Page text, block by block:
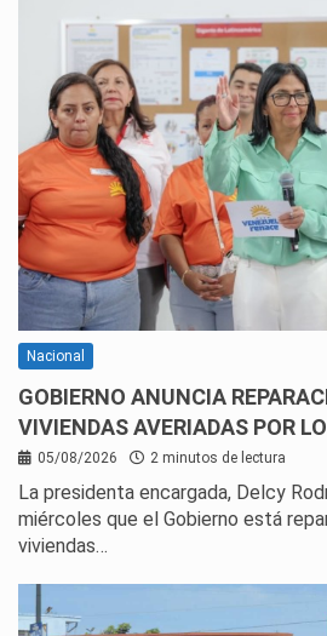
Nacional
GOBIERNO ANUNCIA
VIVIENDAS AVERIADAS POR
05/08/2026 2 minutos de lectura
La presidenta encargada, Delcy
miércoles que el Gobierno está
viviendas…